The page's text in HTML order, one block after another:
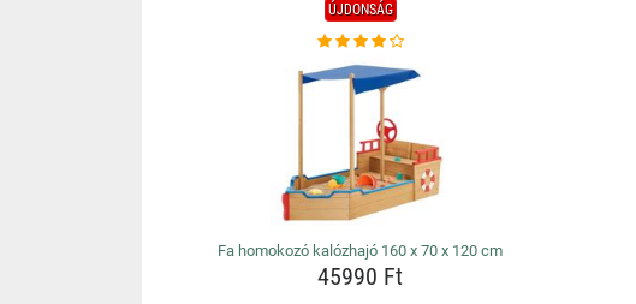
ÚJDONSÁG
Fa homokozó kalózhajó 160 x 70 x 120 cm
45990 Ft